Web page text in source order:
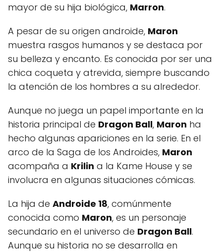
mayor de su hija biológica, Marron.
A pesar de su origen androide, Maron
muestra rasgos humanos y se destaca por
su belleza y encanto. Es conocida por ser una
chica coqueta y atrevida, siempre buscando
la atención de los hombres a su alrededor.
Aunque no juega un papel importante en la
historia principal de Dragon Ball, Maron ha
hecho algunas apariciones en la serie. En el
arco de la Saga de los Androides, Maron
acompaña a Krilin a la Kame House y se
involucra en algunas situaciones cómicas.
La hija de Androide 18, comúnmente
conocida como Maron, es un personaje
secundario en el universo de Dragon Ball.
Aunque su historia no se desarrolla en